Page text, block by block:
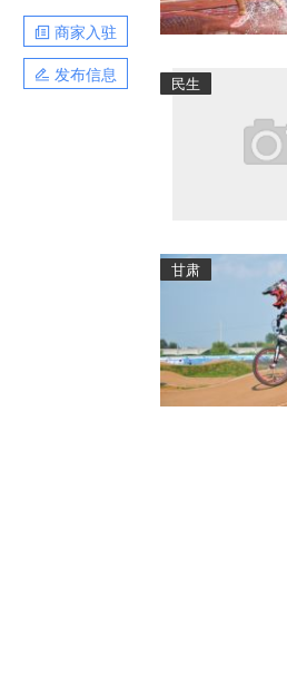
商家入驻
发布信息
民生
甘肃